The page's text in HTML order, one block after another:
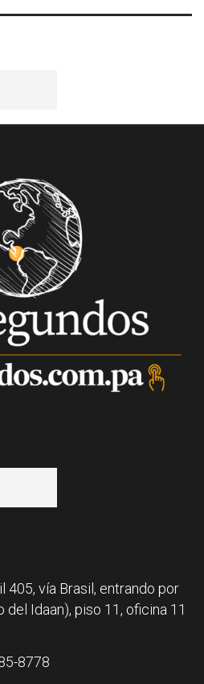
405, vía Brasil, entrando por
del Idaan), piso 11, oficina 11
8778